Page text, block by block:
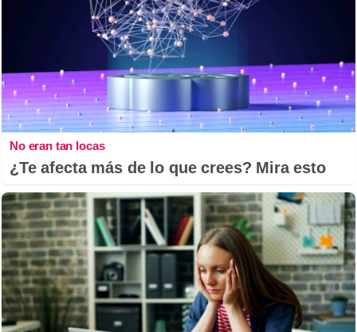
No eran tan locas
¿Te afecta más de lo que crees? Mira esto